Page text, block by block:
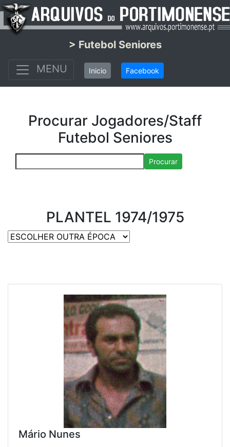
> Futebol Seniores
MENU
Inicio Facebook
Procurar Jogadores/Staff
Futebol Seniores
Procurar
PLANTEL 1974/1975
Mário Nunes